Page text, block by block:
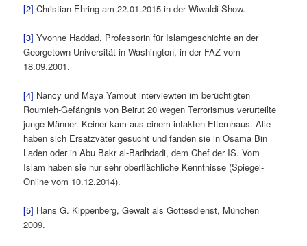
[2] Christian Ehring am 22.01.2015 in der Wiwaldi-Show.
[3] Yvonne Haddad, Professorin für Islamgeschichte an der
Georgetown Universität in Washington, in der FAZ vom
18.09.2001.
[4] Nancy und Maya Yamout interviewten im berüchtigten
Roumieh-Gefängnis von Beirut 20 wegen Terrorismus verurteilte
junge Männer. Keiner kam aus einem intakten Elternhaus. Alle
haben sich Ersatzväter gesucht und fanden sie in Osama Bin
Laden oder in Abu Bakr al-Badhdadi, dem Chef der IS. Vom
Islam haben sie nur sehr oberflächliche Kenntnisse (Spiegel-
Online vom 10.12.2014).
[5] Hans G. Kippenberg, Gewalt als Gottesdienst, München
2009.